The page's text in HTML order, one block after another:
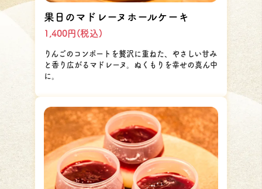
果日のマドレーヌホールケーキ
1,400円(税込)
りんごのコンポートを贅沢に重ねた、やさしい甘み
と香り広がるマドレーヌ。ぬくもりを幸せの真ん中
に。